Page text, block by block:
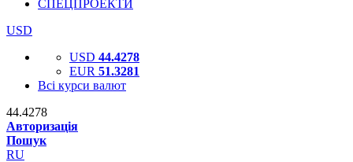
СПЕЦПРОЕКТИ
USD
USD 44.4278
EUR 51.3281
Всі курси валют
44.4278
Авторизація
Пошук
RU